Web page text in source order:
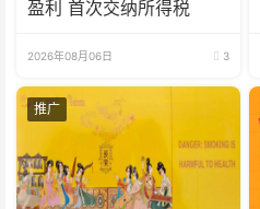
盈利 首次交纳所得税
2026年08月06日 3
推广